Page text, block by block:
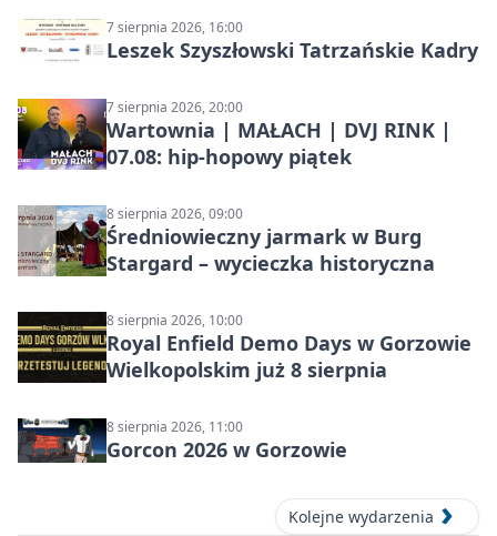
7 sierpnia 2026, 16:00
Leszek Szyszłowski Tatrzańskie Kadry
7 sierpnia 2026, 20:00
Wartownia | MAŁACH | DVJ RINK |
07.08: hip-hopowy piątek
8 sierpnia 2026, 09:00
Średniowieczny jarmark w Burg
Stargard – wycieczka historyczna
8 sierpnia 2026, 10:00
Royal Enfield Demo Days w Gorzowie
Wielkopolskim już 8 sierpnia
8 sierpnia 2026, 11:00
Gorcon 2026 w Gorzowie
Kolejne wydarzenia